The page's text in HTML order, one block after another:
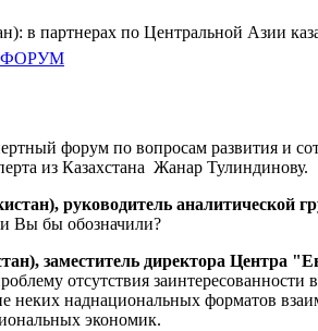
в партнерах по Центральной Азии
ФОРУМ
форум по вопросам развития и
из Казахстана Жанар Тулиндинову.
руководитель аналитической
Вы бы обозначили?
заместитель директора Центра
отсутствия
неких наднациональных форматов
экономик.